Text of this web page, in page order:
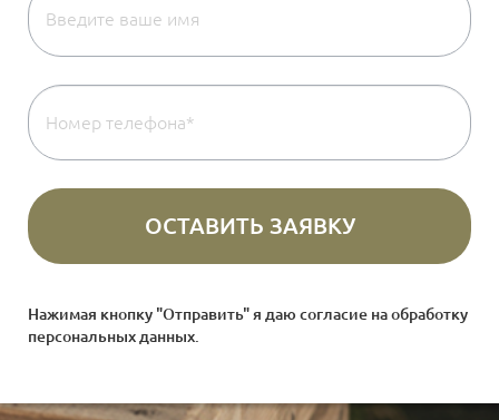
Нажимая кнопку "Отправить" я даю согласие наобработку
персональных данных